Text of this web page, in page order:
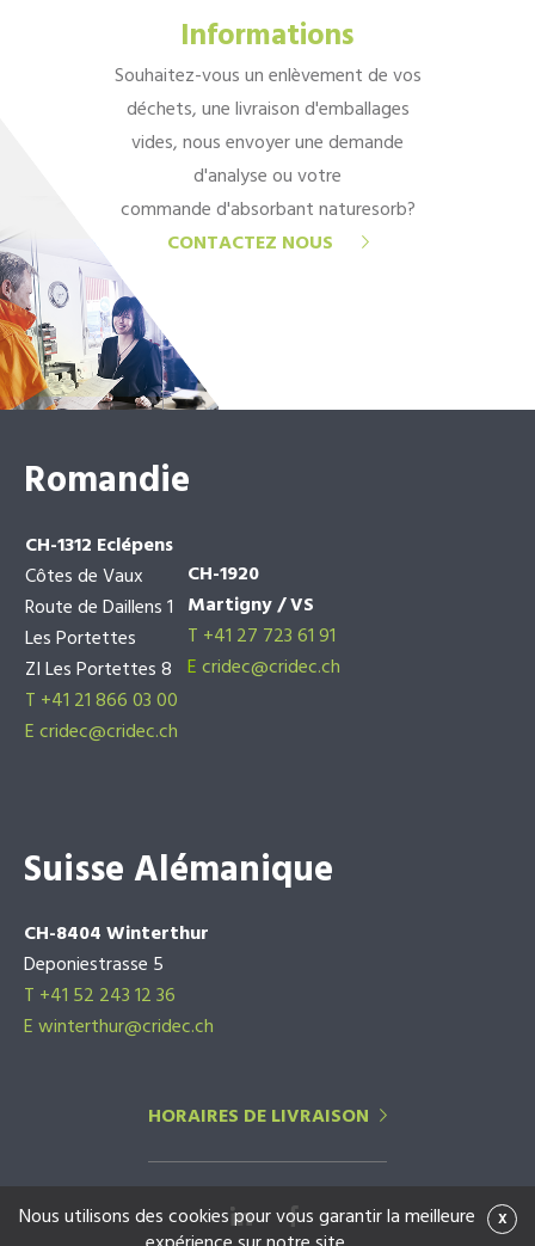
Informations
Souhaitez-vous un enlèvement de vos
déchets, une livraison d'emballages
vides, nous envoyer une demande
d'analyse ou votre
commande d'absorbant naturesorb?
CONTACTEZ NOUS
Romandie
CH-1312 Eclépens
Côtes de Vaux
Route de Daillens 1
Les Portettes
ZI Les Portettes 8
T +41 21 866 03 00
Ecridec@cridec.ch
CH-1920
Martigny / VS
T +41 27 723 61 91
Ecridec@cridec.ch
Suisse Alémanique
CH-8404 Winterthur
Deponiestrasse 5
T +41 52 243 12 36
E winterthur@cridec.ch
HORAIRES DE LIVRAISON
x
Nous utilisons des cookies pour vous garantir la meilleure